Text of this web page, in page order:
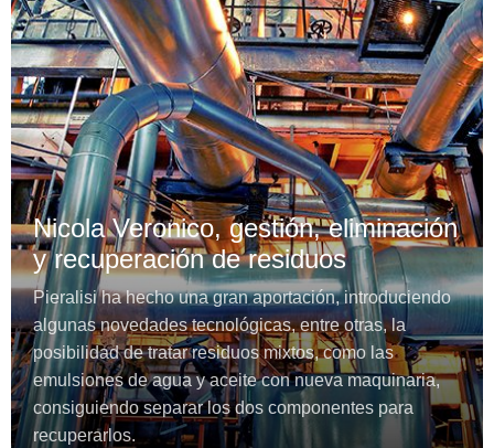
Nicola Veronico, gestión, eliminación
y recuperación de residuos
Pieralisi ha hecho una gran aportación, introduciendo
algunas novedades tecnológicas, entre otras, la
posibilidad de tratar residuos mixtos, como las
emulsiones de agua y aceite con nueva maquinaria,
consiguiendo separar los dos componentes para
recuperarlos.